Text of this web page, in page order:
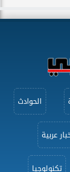
الحوادث
عربية
تكنولوجيا